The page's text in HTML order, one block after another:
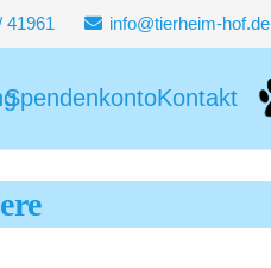
41961 info@tierheim-hof.de
SpendenkontoKontakt